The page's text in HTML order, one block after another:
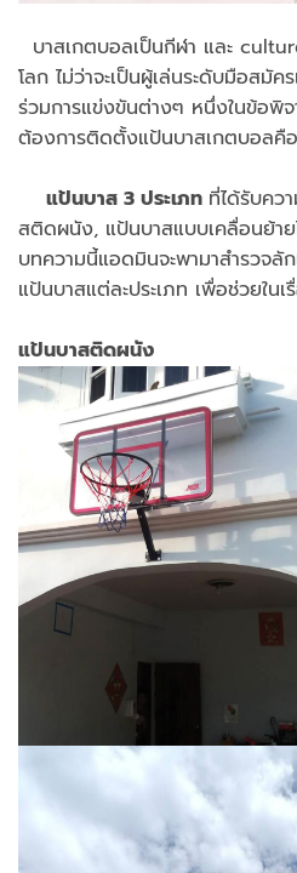
บาสเกตบอลเป็นกีฬา และ
โลก ไม่ว่าจะเป็นผู้เล่นระดับมือสมั
ร่วมการแข่งขันต่างๆ หนึ่งในข้อพิ
ต้องการติดตั้งแป้นบาสเกตบอลคือ
แป้นบาส 3 ประเภท ที่ได้รับคว
สติดผนัง, แป้นบาสแบบเคลื่อนย้า
บทความนี้แอดมินจะพามาสำรวจ
แป้นบาสแต่ละประเภท เพื่อช่วยใน
แป้นบาสติดผนัง